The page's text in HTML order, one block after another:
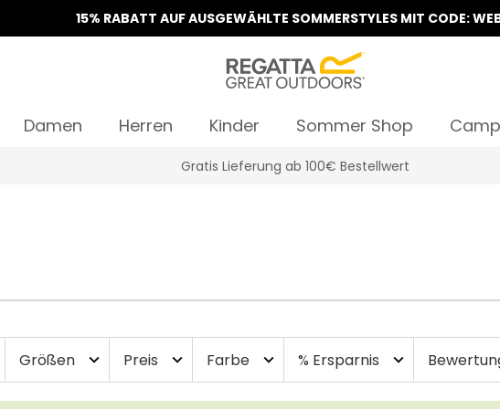
15% RABATT AUF AUSGEWÄHLTE SOMMERSTYLES MIT CODE:
Damen Herren Kinder Sommer Shop
Klarna Sofortüberweisung & Rechnung verfügbar
Größen expand_more Preis expand_more Farbe expand_more % Ersparnis expand_more